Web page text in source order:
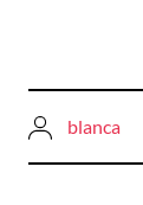
blanca